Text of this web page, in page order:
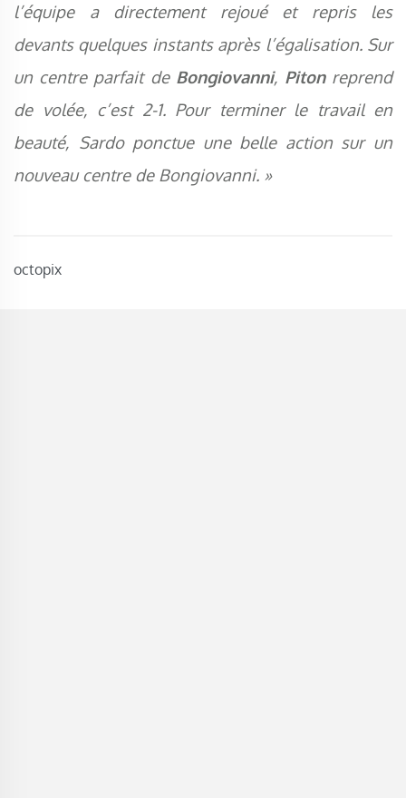
octopix
l’équipe a directement rejoué et repris les
devants quelques instants après l’égalisation. Sur
un centre parfait de Bongiovanni, Pitonreprend
de volée, c’est 2-1. Pour terminer le travail en
beauté, Sardo ponctue une belle action sur un
nouveau centre de Bongiovanni. »